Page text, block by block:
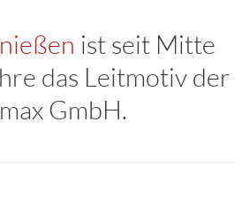
ist seit Mitte
das Leitmotiv der
GmbH.